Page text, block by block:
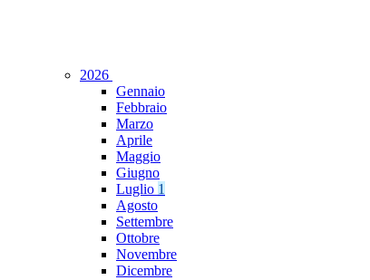
2026
Gennaio
Febbraio
Marzo
Aprile
Maggio
Giugno
Luglio 1
Agosto
Settembre
Ottobre
Novembre
Dicembre